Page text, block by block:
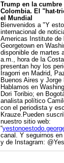
Trump en la
Colombia. El "hat-
el Mundial
Bienvenidos a "Y
internacional de
Americas Institute de
Georgetown en
disponible de martes
a.m., hora de la
presentan hoy los
Iragorri en Madrid,
Buenos Aires y
Hablamos en
Dori Toribio; en
analista político
con el periodista y
Krauze.Pueden
nuestro sitio web:
“
canal. Y seguirnos
y de Instagram: